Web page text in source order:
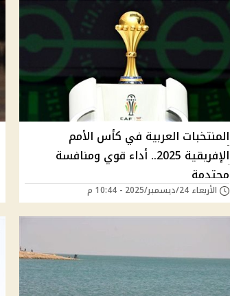
المنتخبات العربية في كأس الأمم
الإفريقية 2025.. أداء قوي ومنافسة
محتدمة
الأربعاء 24/ديسمبر/2025 - 10:44 م